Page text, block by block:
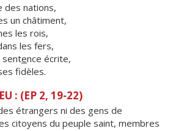
des nations,
un châtiment,
les rois,
les fers,
sentence écrite,
fidèles.
: (EP 2, 19-22)
étrangers ni des gens de
citoyens du peuple saint, membres